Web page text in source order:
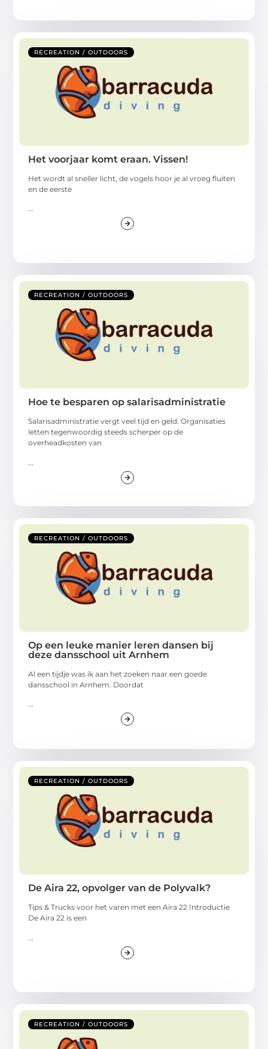
RECREATION / OUTDOORS
Het voorjaar komt eraan. Vissen!
Het wordt al sneller licht, de vogels hoor je al vroeg fluiten
en de eerste
...
RECREATION / OUTDOORS
Hoe te besparen op salarisadministratie
Salarisadministratie vergt veel tijd en geld. Organisaties
letten tegenwoordig steeds scherper op de
overheadkosten van
RECREATION / OUTDOORS
Op een leuke manier leren dansen bij
deze dansschool uit Arnhem
Al een tijdje was ik aan het zoeken naar een goede
dansschool in Arnhem. Doordat
...
RECREATION / OUTDOORS
De Aira 22, opvolger van de Polyvalk?
Tips & Trucks voor het varen met een Aira 22 Introductie
De Aira 22 is een
RECREATION / OUTDOORS